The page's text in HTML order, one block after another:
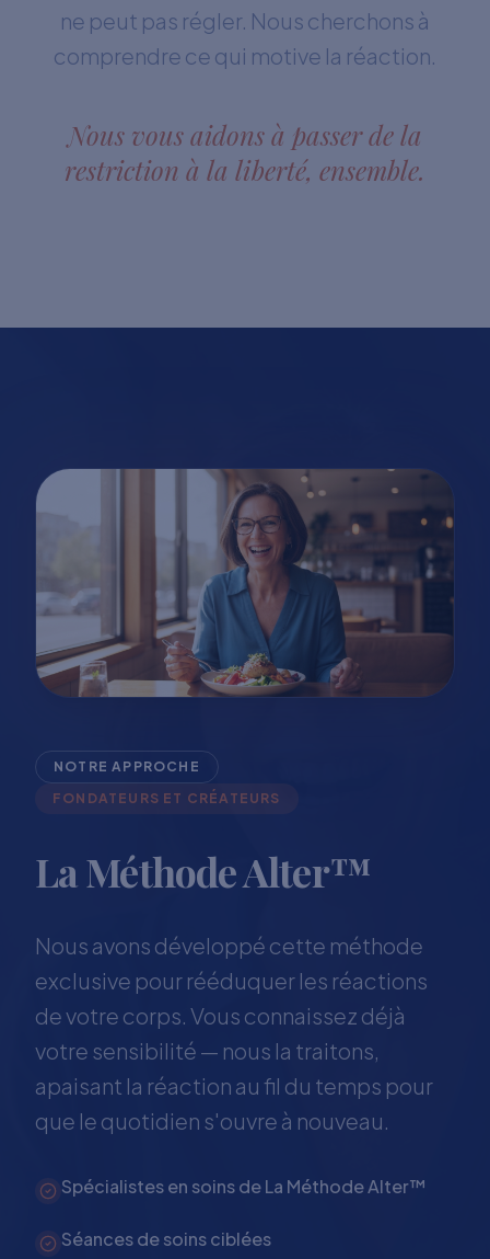
ne peut pas régler. Nous cherchons à
comprendre ce qui motive la réaction.
Nous vous aidons à passer de la
restriction à la liberté, ensemble.
NOTRE APPROCHE
FONDATEURS ET CRÉATEURS
La Méthode Alter™
Nous avons développé cette méthode
exclusive pour rééduquer les réactions
de votre corps. Vous connaissez déjà
votre sensibilité — nous la traitons,
apaisant la réaction au fil du temps pour
que le quotidien s'ouvre à nouveau.
Spécialistes en soins de La Méthode Alter™
Séances de soins ciblées